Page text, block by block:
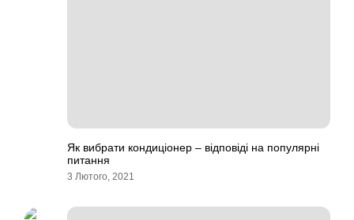
Як вибрати кондиціонер – відповіді на популярні
питання
3 Лютого, 2021